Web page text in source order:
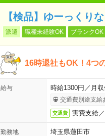
【検品】ゆーっくり
派遣 職種未経験OK ブランクOK
16時退社もOK！4つ
給与 時給1300円／月
交通費別途支給
交通費 実費支給
勤務地
埼玉県蓮田市